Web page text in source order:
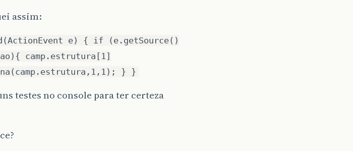
assim:
e) { if (e.getSource()
camp.estrutura[1]
} }
testes no console para ter certeza